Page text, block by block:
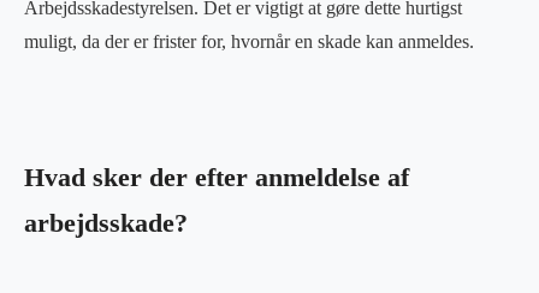
Arbejdsskadestyrelsen. Det er vigtigt at gøre dette hurtigst
muligt, da der er frister for, hvornår en skade kan anmeldes.
Hvad sker der efter anmeldelse af
arbejdsskade?